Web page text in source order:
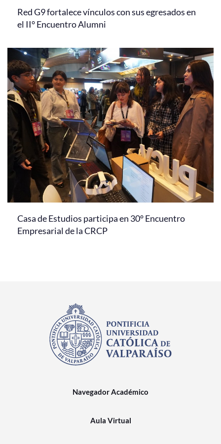
Red G9 fortalece vínculos con sus egresados en
el II° Encuentro Alumni
Casa de Estudios participa en 30° Encuentro
Empresarial de la CRCP
Navegador Académico
Aula Virtual